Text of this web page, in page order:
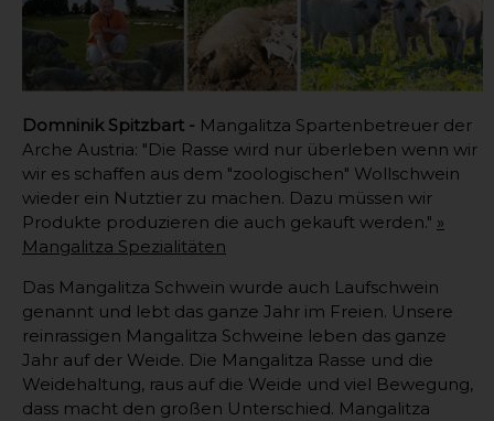
Domninik Spitzbart - Mangalitza Spartenbetreuer der
Arche Austria: "Die Rasse wird nur überleben wenn wir
wir es schaffen aus dem "zoologischen" Wollschwein
wieder ein Nutztier zu machen. Dazu müssen wir
Produkte produzieren die auch gekauft werden." »
Mangalitza Spezialitäten
Das Mangalitza Schwein wurde auch Laufschwein
genannt und lebt das ganze Jahr im Freien. Unsere
reinrassigen Mangalitza Schweine leben das ganze
Jahr auf der Weide. Die Mangalitza Rasse und die
Weidehaltung, raus auf die Weide und viel Bewegung,
dass macht den großen Unterschied. Mangalitza